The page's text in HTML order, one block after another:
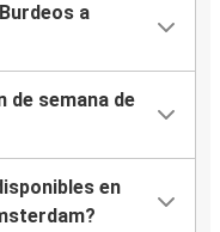
a
de semana de
en